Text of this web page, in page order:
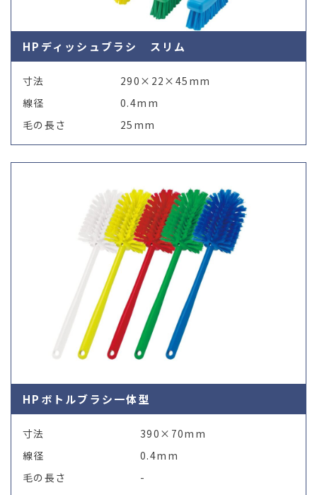
HPディッシュブラシ スリム
寸法
290×22×45mm
線径
0.4mm
毛の長さ
25mm
HPボトルブラシ一体型
寸法
390×70mm
線径
0.4mm
毛の長さ
-